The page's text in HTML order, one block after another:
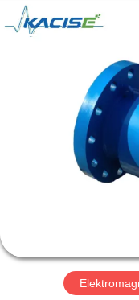
PRODUKTE
ÜBER
UNS
Kacise
Optronics
Co.,Ltd..